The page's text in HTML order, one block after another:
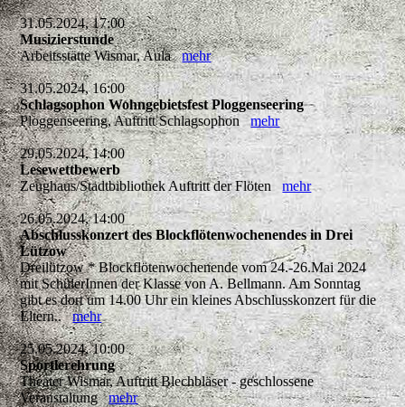
31.05.2024, 17:00
Musizierstunde
Arbeitsstätte Wismar, Aulamehr
31.05.2024, 16:00
Schlagsophon Wohngebietsfest Ploggenseering
Ploggenseering, Auftritt Schlagsophonmehr
29.05.2024, 14:00
Lesewettbewerb
Zeughaus/Stadtbibliothek Auftritt der Flötenmehr
26.05.2024, 14:00
Abschlusskonzert des Blockflötenwochenendes in Drei
Lützow
Dreilützow * Blockflötenwochenende vom 24.-26.Mai 2024
mit SchülerInnen der Klasse von A. Bellmann. Am Sonntag
gibt es dort um 14.00 Uhr ein kleines Abschlusskonzert für die
Eltern..mehr
25.05.2024, 10:00
Sportlerehrung
Theater Wismar, Auftritt Blechbläser - geschlossene
Veranstaltungmehr